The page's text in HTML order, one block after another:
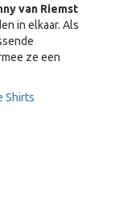
van Riemst
in elkaar. Als
ze een
Shirts